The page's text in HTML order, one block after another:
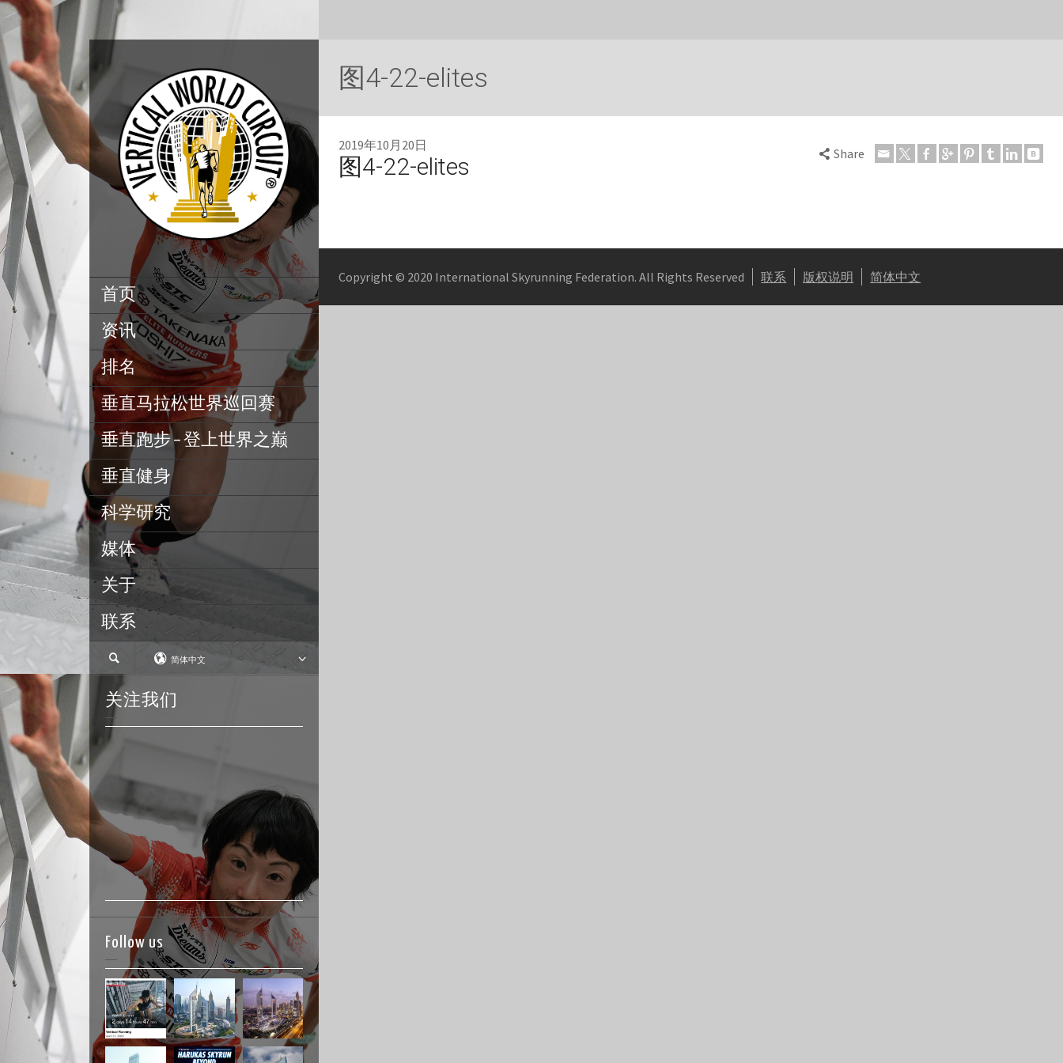
首页
资讯
排名
垂直马拉松世界巡回赛
垂直跑步 – 登上世界之巅
垂直健身
科学研究
媒体
关于
联系
简体中文
关注我们
Follow us
图4-22-elites
2019年10月20日
图4-22-elites Share
Copyright © 2020 International Skyrunning Federation. All Rights Reserved 联系 版权说明 简体中文